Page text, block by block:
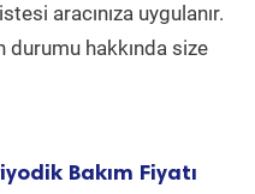
aracınıza uygulanır.
durumu hakkında size
Bakım Fiyatı